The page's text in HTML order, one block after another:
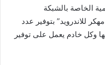
الخاصة بالشبكة
الافتراضية, يتميز “برنامج HMA VPN مهكر للاندرويد” بتوفير عدد
وكل خادم يعمل على توفير